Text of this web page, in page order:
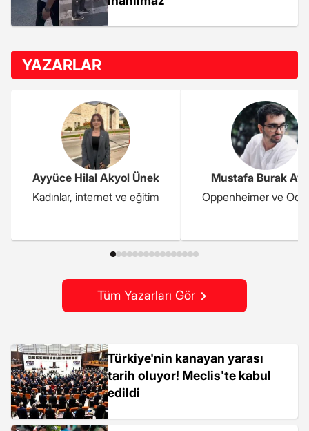
YAZARLAR
Ayyüce Hilal Akyol Ünek
Kadınlar, internet ve eğitim
Mustafa Burak
Oppenheimer ve
Tüm Yazarları Gör
Türkiye'nin kanayan yarası
tarih oluyor! Meclis'te kabul
edildi